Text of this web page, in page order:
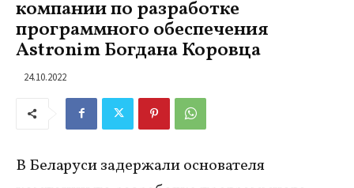
компании по разработке
программного обеспечения
Astronim Богдана Коровца
24.10.2022
В Беларуси задержали основателя